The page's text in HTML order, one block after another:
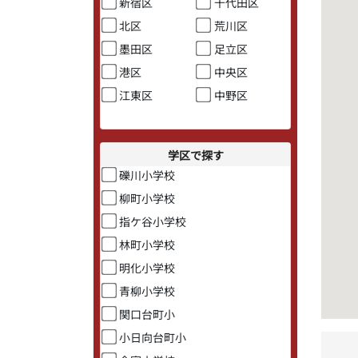
北区
荒川区
墨田区
足立区
港区
中央区
江東区
中野区
学区で探す
礫川小学校
柳町小学校
指ケ谷小学校
林町小学校
明化小学校
青柳小学校
関口台町小
小日向台町小